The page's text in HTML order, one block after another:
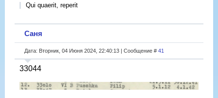
Qui quaerit, reperit
Саня
Дата: Вторник, 04 Июня 2024, 22:40:13 | Сообщение # 41
33044